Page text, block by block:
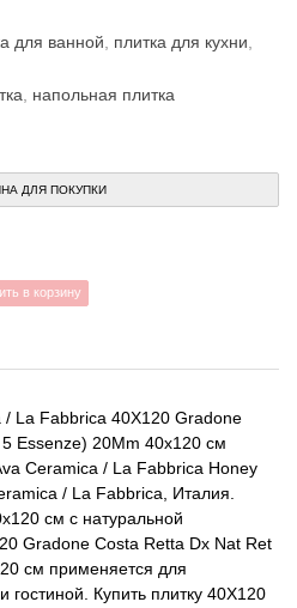
для ванной плитка для кухни
напольная плитка
ДЛЯ ПОКУПКИ
в корзину
/ La Fabbrica 40X120 Gradone
Essenze) 20Mm 40x120 см
Ceramica / La Fabbrica Honey
/ La Fabbrica, Италия.
см с натуральной
Gradone Costa Retta Dx Nat Ret
см применяется для
Купить плитку 40X120